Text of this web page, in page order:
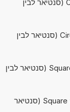
מחשבון: להמיר בין ca לבין Circular mil (סנטיאר לבין
מחשבון: להמיר בין ca לבין Circular thou (סנטיאר לבין
מחשבון: להמיר בין ca לבין Square mil (US) (סנטיאר לבין
מחשבון: להמיר בין ca לבין Square thou (UK) (סנטיאר